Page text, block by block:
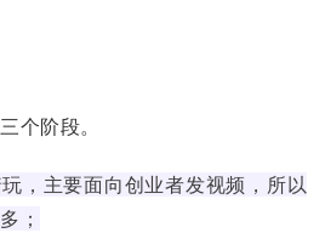
个阶段。
，主要面向创业者发视频，所以
；